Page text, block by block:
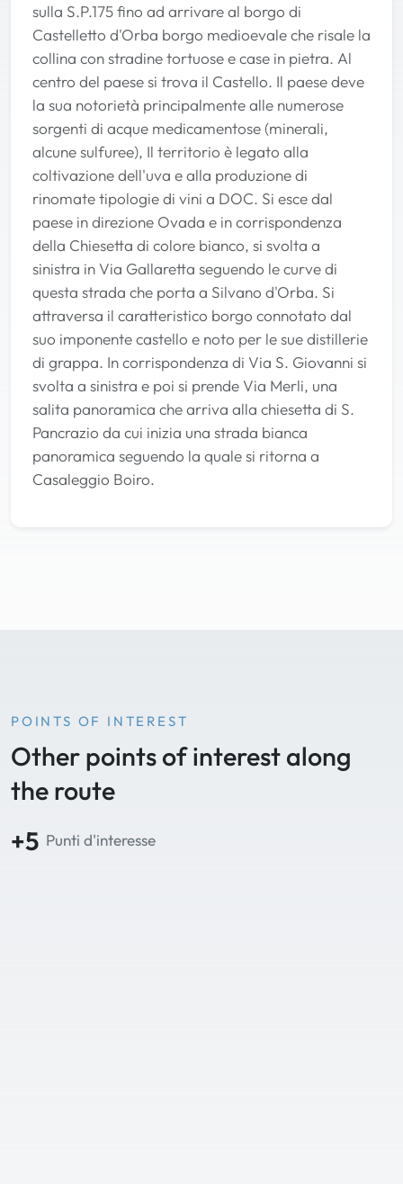
sulla S.P.175 fino ad arrivare al borgo di
Castelletto d'Orba borgo medioevale che risale la
collina con stradine tortuose e case in pietra. Al
centro del paese si trova il Castello. Il paese deve
la sua notorietà principalmente alle numerose
sorgenti di acque medicamentose (minerali,
alcune sulfuree), Il territorio è legato alla
coltivazione dell'uva e alla produzione di
rinomate tipologie di vini a DOC. Si esce dal
paese in direzione Ovada e in corrispondenza
della Chiesetta di colore bianco, si svolta a
sinistra in Via Gallaretta seguendo le curve di
questa strada che porta a Silvano d'Orba. Si
attraversa il caratteristico borgo connotato dal
suo imponente castello e noto per le sue distillerie
di grappa. In corrispondenza di Via S. Giovanni si
svolta a sinistra e poi si prende Via Merli, una
salita panoramica che arriva alla chiesetta di S.
Pancrazio da cui inizia una strada bianca
panoramica seguendo la quale si ritorna a
Casaleggio Boiro.
POINTS OF INTEREST
Other points of interest along
the route
+5 Punti d'interesse